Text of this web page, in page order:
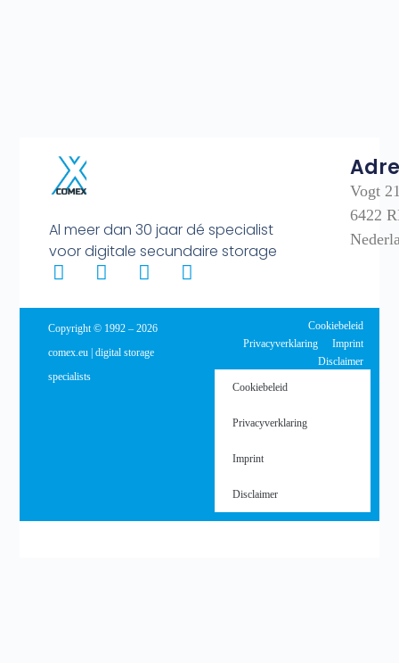
Al meer dan 30 jaar dé specialist
voor digitale secundaire storage
Vogt
6422
Copyright © 1992 – 2026
comex.eu | digital storage
specialists
Cookiebeleid
Privacyverklaring
Imprint
Disclaimer
Cookiebeleid
Privacyverklaring
Imprint
Disclaimer